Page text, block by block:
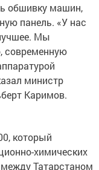
обшивку машин,
панель. «У нас
Мы
современную
министр
Каримов.
который
химических
Татарстаном